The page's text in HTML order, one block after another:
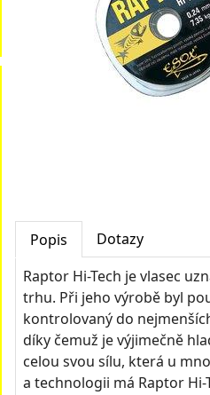
Popis
Dotazy
Raptor Hi-Tech je vlasec
trhu. Při jeho výrobě byl
kontrolovaný do
díky čemuž je výjimečně
celou svou sílu, která u
a technologii má Raptor